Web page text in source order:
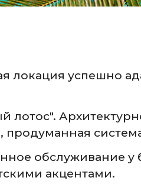
локация успешно
лотос".
продуманная
обслуживание у
акцентами.